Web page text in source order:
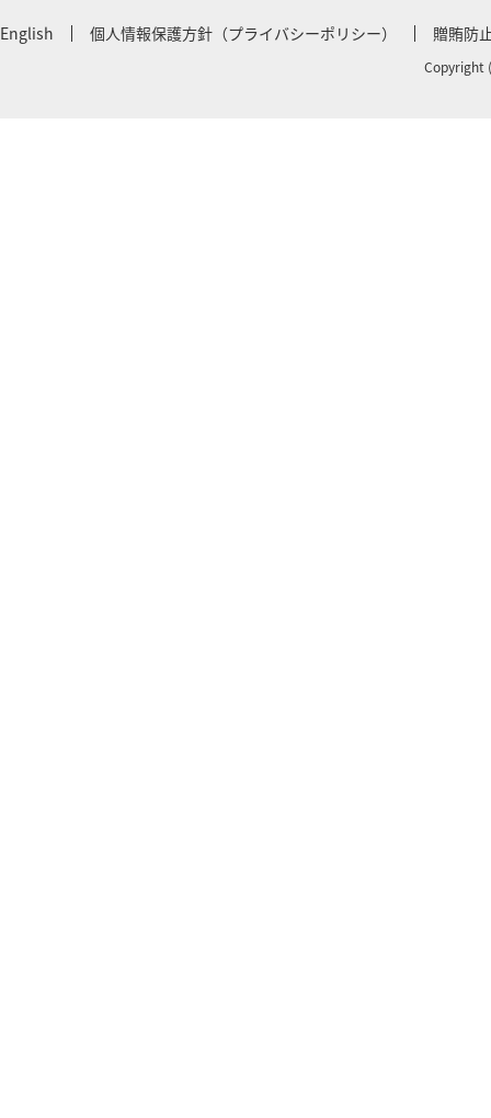
English 個人情報保護方針（プライバシーポリシー） 贈賄防
Copyright